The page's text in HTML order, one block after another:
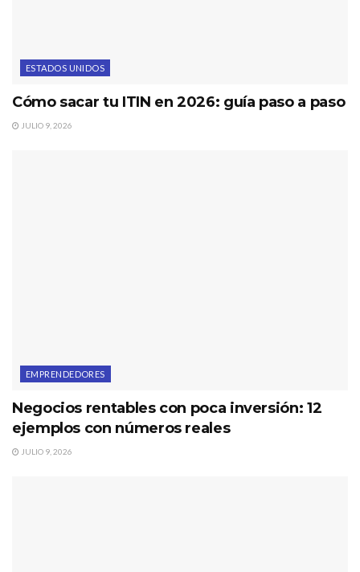
ESTADOS UNIDOS
Cómo sacar tu ITIN en 2026: guía paso a paso
JULIO 9, 2026
EMPRENDEDORES
Negocios rentables con poca inversión: 12
ejemplos con números reales
JULIO 9, 2026